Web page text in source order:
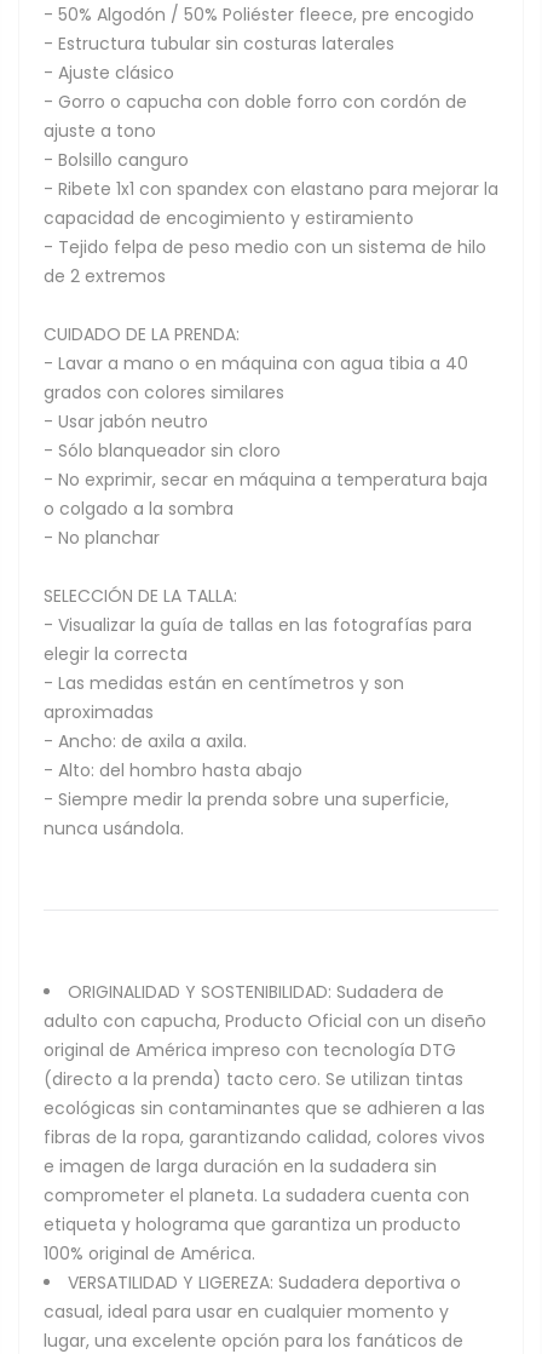
- 50% Algodón / 50% Poliéster fleece, pre encogido
- Estructura tubular sin costuras laterales
- Ajuste clásico
- Gorro o capucha con doble forro con cordón de
ajuste a tono
- Bolsillo canguro
- Ribete 1x1 con spandex con elastano para mejorar la
capacidad de encogimiento y estiramiento
- Tejido felpa de peso medio con un sistema de hilo
de 2 extremos
CUIDADO DE LA PRENDA:
- Lavar a mano o en máquina con agua tibia a 40
grados con colores similares
- Usar jabón neutro
- Sólo blanqueador sin cloro
- No exprimir, secar en máquina a temperatura baja
o colgado a la sombra
- No planchar
SELECCIÓN DE LA TALLA:
- Visualizar la guía de tallas en las fotografías para
elegir la correcta
- Las medidas están en centímetros y son
aproximadas
- Ancho: de axila a axila.
- Alto: del hombro hasta abajo
- Siempre medir la prenda sobre una superficie,
nunca usándola.
ORIGINALIDAD Y SOSTENIBILIDAD: Sudadera de
adulto con capucha, Producto Oficial con un diseño
original de América impreso con tecnología DTG
(directo a la prenda) tacto cero. Se utilizan tintas
ecológicas sin contaminantes que se adhieren a las
fibras de la ropa, garantizando calidad, colores vivos
e imagen de larga duración en la sudadera sin
comprometer el planeta. La sudadera cuenta con
etiqueta y holograma que garantiza un producto
100% original de América.
VERSATILIDAD Y LIGEREZA: Sudadera deportiva o
casual, ideal para usar en cualquier momento y
lugar, una excelente opción para los fanáticos de